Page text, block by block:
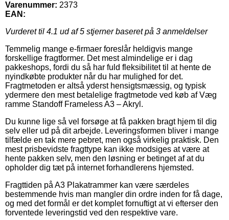
Varenummer: 2373
EAN:
Vurderet til 4.1 ud af 5 stjerner baseret på 3 anmeldelser
Temmelig mange e-firmaer foreslår heldigvis mange
forskellige fragtformer. Det mest almindelige er i dag
pakkeshops, fordi du så har fuld fleksibilitet til at hente de
nyindkøbte produkter når du har mulighed for det.
Fragtmetoden er altså yderst hensigtsmæssig, og typisk
ydermere den mest betalelige fragtmetode ved køb af Væg
ramme Standoff Frameless A3 – Akryl.
Du kunne lige så vel forsøge at få pakken bragt hjem til dig
selv eller ud på dit arbejde. Leveringsformen bliver i mange
tilfælde en tak mere pebret, men også virkelig praktisk. Den
mest prisbevidste fragttype kan ikke modsiges at være at
hente pakken selv, men den løsning er betinget af at du
opholder dig tæt på internet forhandlerens hjemsted.
Fragttiden på A3 Plakatrammer kan være særdeles
bestemmende hvis man mangler din ordre inden for få dage,
og med det formål er det komplet fornuftigt at vi efterser den
forventede leveringstid ved den respektive vare.